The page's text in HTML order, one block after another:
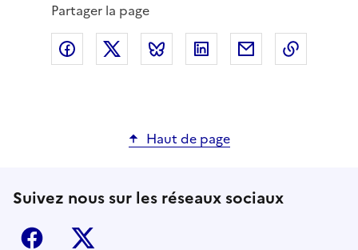
Partager la page
Partager via Facebook
Partager via XPartager via Bluesky
Partager via LinkedIn
Partager par
Haut de page
Suivez nous sur les réseaux sociaux
Facebook